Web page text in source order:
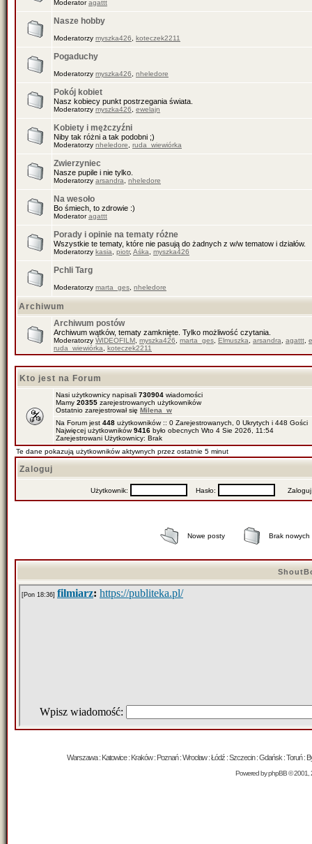
Moderatoragattt
Nasze hobby
Moderatorzy myszka426 koteczek2211
Pogaduchy
Moderatorzy myszka426 nheledore
Pokój kobiet
Nasz kobiecy punkt postrzegania świata.
Moderatorzy myszka426 ewelajn
Kobiety i mężczyźni
Niby tak różni a tak podobni ;)
Moderatorzy nheledore ruda_wiewiórka
Zwierzyniec
Nasze pupile i nie tylko.
Moderatorzy arsandra nheledore
Na wesoło
Bo śmiech, to zdrowie :)
Moderatoragattt
Porady i opinie na tematy różne
Wszystkie te tematy, które nie pasują do żadnych z w/w tematow i działów.
Moderatorzy kasia piotr, Aśka myszka426
Pchli Targ
Moderatorzy marta_ges nheledore
Archiwum
Archiwum postów
Archiwum wątków, tematy zamknięte. Tylko możliwość czytania.
Moderatorzy WIDEOFILM myszka426 marta_ges Elmuszka arsandra agattt
ruda_wiewiórka
koteczek2211
Kto jest na Forum
Nasi użytkownicy napisali 730904 wiadomości
Mamy 20355 zarejestrowanych użytkowników
Ostatnio zarejestrował się Milena_w
Na Forum jest 448 użytkowników :: 0 Zarejestrowanych, 0 Ukrytych i 448
Najwięcej użytkowników9416 było obecnych Wto 4 Sie 2026, 11:54
Zarejestrowani Użytkownicy: Brak
Te dane pokazują użytkowników aktywnych przez ostatnie 5 minut
Zaloguj
Użytkownik: Hasło: Zaloguj
Nowe posty Brak nowych
Warszawa : Katowice : Kraków : Poznań : Wrocław : Łódź : Szczecin : Gdańsk : Toruń :
Powered byphpBB© 2001,